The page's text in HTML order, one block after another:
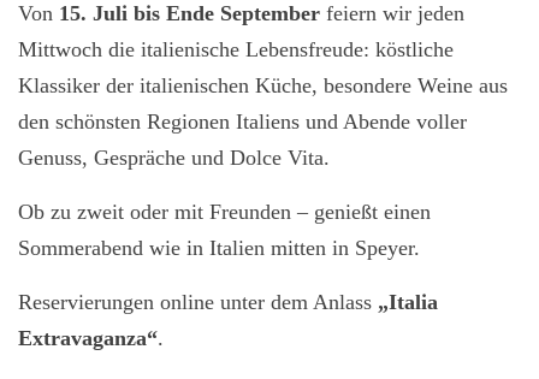
Von 15. Juli bis Ende September feiern wir jeden
Mittwoch die italienische Lebensfreude: köstliche
Klassiker der italienischen Küche, besondere Weine aus
den schönsten Regionen Italiens und Abende voller
Genuss, Gespräche und Dolce Vita.
Ob zu zweit oder mit Freunden – genießt einen
Sommerabend wie in Italien mitten in Speyer.
Reservierungen online unter dem Anlass „Italia
Extravaganza“.